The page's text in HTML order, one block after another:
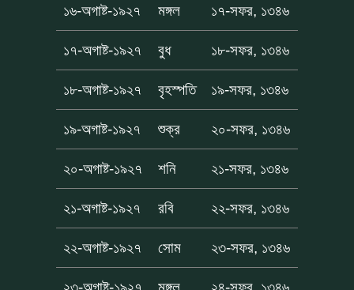
১৬-অগাষ্ট-১৯২৭ মঙ্গল ১৭-সফর, ১৩৪৬
১৭-অগাষ্ট-১৯২৭ বুধ ১৮-সফর, ১৩৪৬
১৮-অগাষ্ট-১৯২৭ বৃহস্পতি ১৯-সফর, ১৩৪৬
১৯-অগাষ্ট-১৯২৭ শুক্র ২০-সফর, ১৩৪৬
২০-অগাষ্ট-১৯২৭ শনি ২১-সফর, ১৩৪৬
২১-অগাষ্ট-১৯২৭ রবি ২২-সফর, ১৩৪৬
২২-অগাষ্ট-১৯২৭ সোম ২৩-সফর, ১৩৪৬